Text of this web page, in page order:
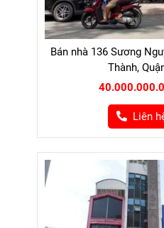
Bán nhà 136 Sương
Thành,
Liên